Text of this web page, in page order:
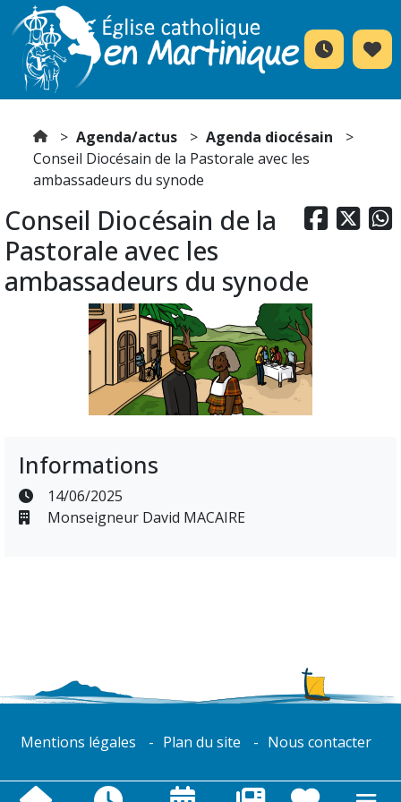
Agenda/actus
Agenda diocésain
Conseil Diocésain de la Pastorale avec les
ambassadeurs du synode
  
Conseil Diocésain de la
Pastorale avec les
ambassadeurs du synode
Informations
14/06/2025
Monseigneur David MACAIRE
Mentions légales Plan du site Nous contacter